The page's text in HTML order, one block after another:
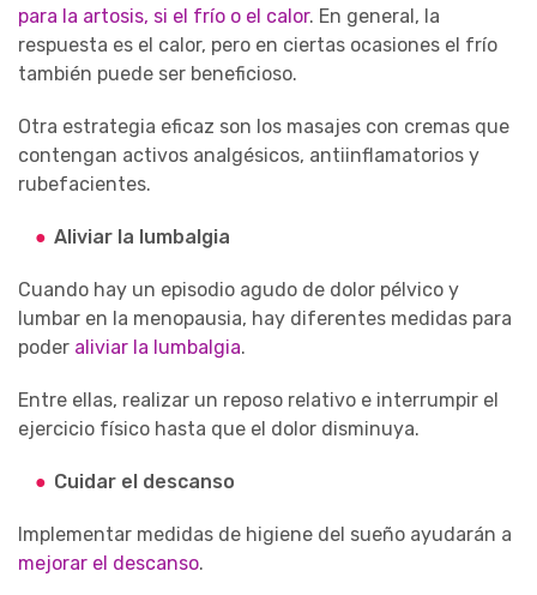
para la artosis, si el frío o el calor. En general, la
respuesta es el calor, pero en ciertas ocasiones el frío
también puede ser beneficioso.
Otra estrategia eficaz son los masajes con cremas que
contengan activos analgésicos, antiinflamatorios y
rubefacientes.
Aliviar la lumbalgia
Cuando hay un episodio agudo de dolor pélvico y
lumbar en la menopausia, hay diferentes medidas para
poder aliviar la lumbalgia.
Entre ellas, realizar un reposo relativo e interrumpir el
ejercicio físico hasta que el dolor disminuya.
Cuidar el descanso
Implementar medidas de higiene del sueño ayudarán a
mejorar el descanso.